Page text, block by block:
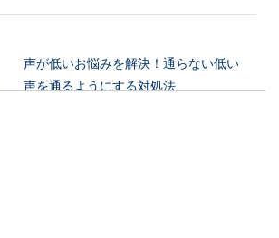
声が低いお悩みを解決！通らない低い
声を通るようにする対処法